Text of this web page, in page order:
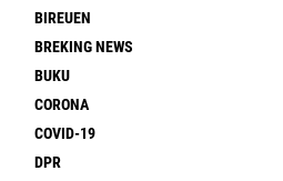
BIREUEN
BREKING NEWS
BUKU
CORONA
COVID-19
DPR